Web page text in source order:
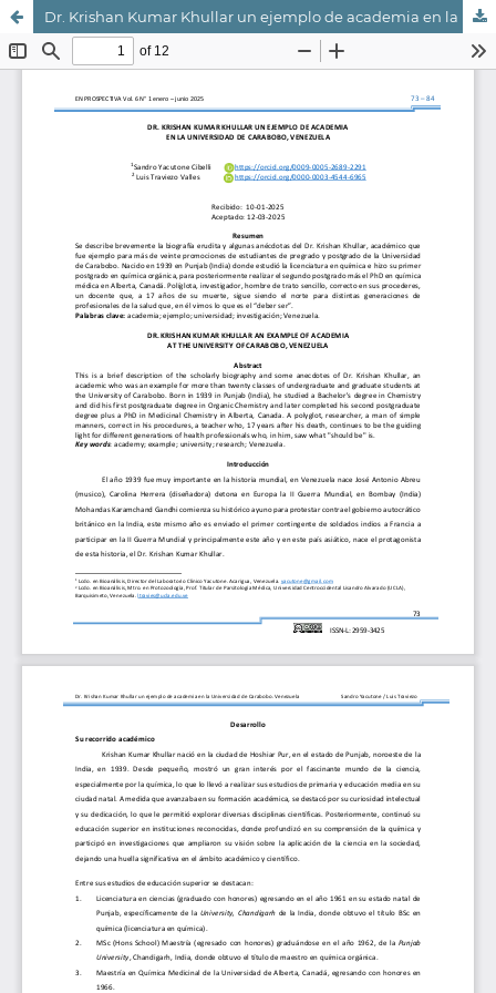
Dr. Krishan Kumar Khullar un ejemplo de academia en la Universidad de Carabobo, Venezuela